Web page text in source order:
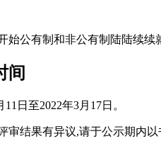
始公有制和非公有制陆陆续
间
日至2022年3月17日。
审结果有异议,请于公示期内